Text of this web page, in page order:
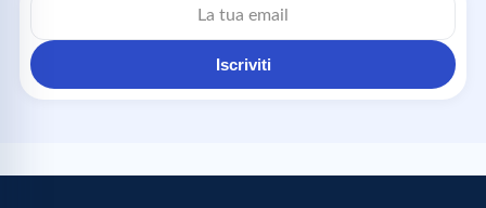
email
Iscriviti